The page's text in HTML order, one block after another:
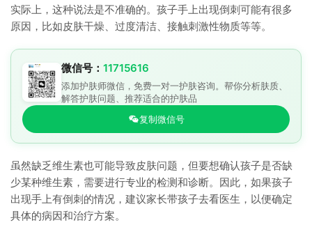
实际上，这种说法是不准确的。孩子手上出现倒刺可能有很多
原因，比如皮肤干燥、过度清洁、接触刺激性物质等等。
微信号： 11715616
添加护肤师微信，免费一对一护肤咨询。帮你分析肤质、
解答护肤问题、推荐适合的护肤品
复制微信号
虽然缺乏维生素也可能导致皮肤问题，但要想确认孩子是否缺
少某种维生素，需要进行专业的检测和诊断。因此，如果孩子
出现手上有倒刺的情况，建议家长带孩子去看医生，以便确定
具体的病因和治疗方案。